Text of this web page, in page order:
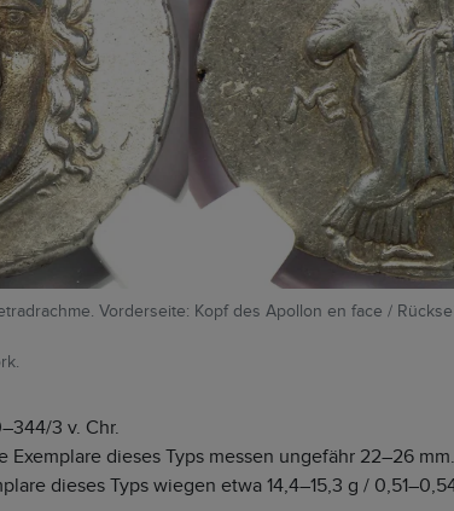
Vorderseite: Kopf des Apollon en face /
3 v. Chr.
Exemplare dieses Typs messen ungefähr 22–26 mm.
dieses Typs wiegen etwa 14,4–15,3 g /